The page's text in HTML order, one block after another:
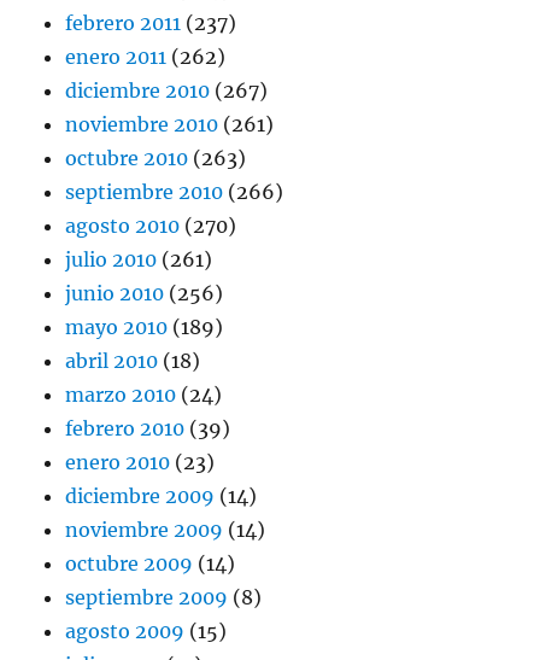
febrero 2011 (237)
enero 2011 (262)
diciembre 2010 (267)
noviembre 2010 (261)
octubre 2010 (263)
septiembre 2010 (266)
agosto 2010 (270)
julio 2010 (261)
junio 2010 (256)
mayo 2010 (189)
abril 2010 (18)
marzo 2010 (24)
febrero 2010 (39)
enero 2010 (23)
diciembre 2009 (14)
noviembre 2009 (14)
octubre 2009 (14)
septiembre 2009 (8)
agosto 2009 (15)